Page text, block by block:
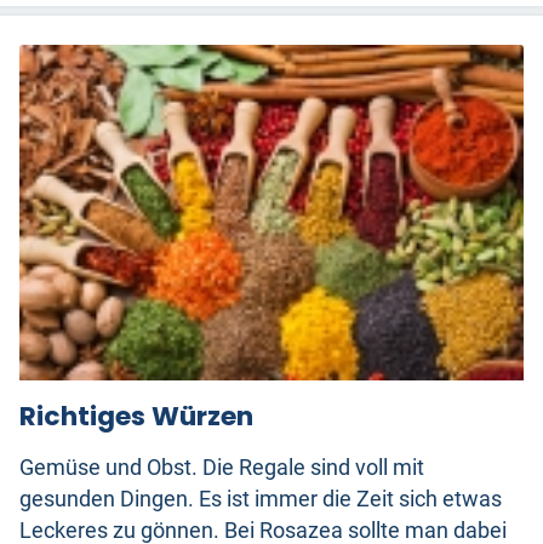
Richtiges Würzen
Gemüse und Obst. Die Regale sind voll mit
gesunden Dingen. Es ist immer die Zeit sich etwas
Leckeres zu gönnen. Bei Rosazea sollte man dabei